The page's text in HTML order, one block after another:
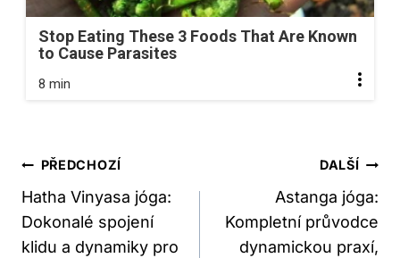
Stop Eating These 3 Foods That Are Known
to Cause Parasites
8 min
Navigace
Pro
Příspěvek
PŘEDCHOZÍ
Hatha Vinyasa jóga:
Dokonalé spojení
klidu a dynamiky pro
DALŠÍ
Astanga jóga:
Kompletní průvodce
dynamickou praxí,